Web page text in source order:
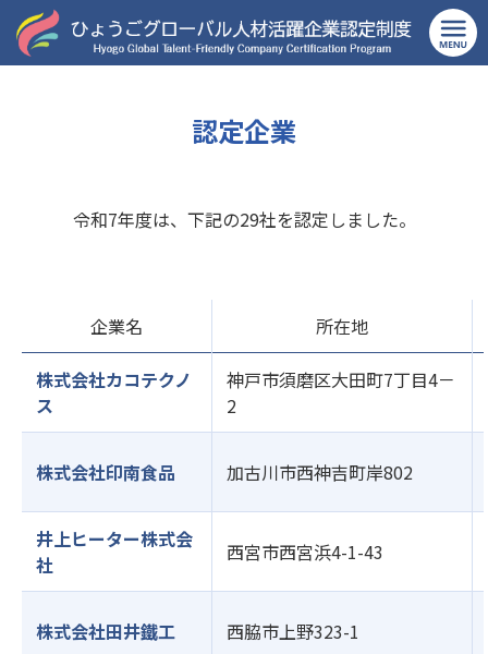
TOP 認定企業
認定企業
令和7年度は、下記の29社を認定しました。
企業名 所在地
株式会社カコテクノ
ス
神戸市須磨区大田町7丁目4－
2
株式会社印南食品 加古川市西神吉町岸802
井上ヒーター株式会
社
西宮市西宮浜4-1-43
株式会社田井鐵工 西脇市上野323-1